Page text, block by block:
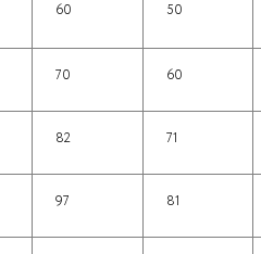
60 50
70 60
82 71
97 81